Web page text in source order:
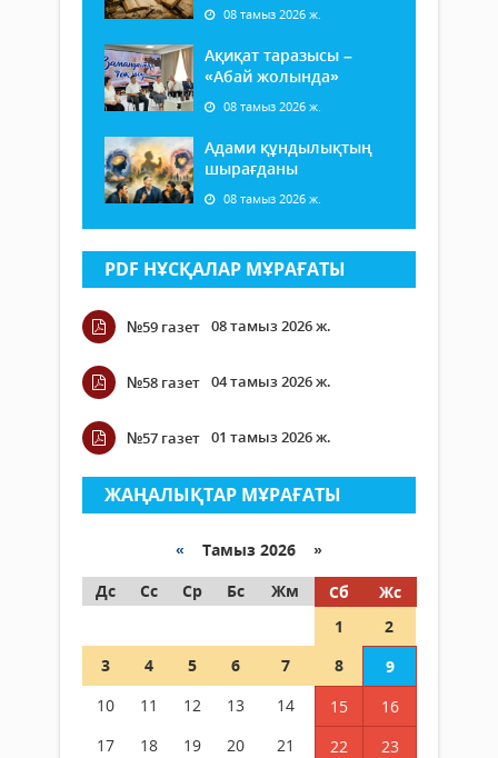
08 тамыз 2026 ж.
Ақиқат таразысы –
«Абай жолында»
08 тамыз 2026 ж.
Адами құндылықтың
шырағданы
08 тамыз 2026 ж.
PDF НҰСҚАЛАР МҰРАҒАТЫ
№59 газет 08 тамыз 2026 ж.
№58 газет 04 тамыз 2026 ж.
№57 газет 01 тамыз 2026 ж.
ЖАҢАЛЫҚТАР МҰРАҒАТЫ
« Тамыз 2026 »
Дс
Сс Ср Бс Жм Сб
Жс
1
2
3
4 5 6 7 8
9
10
11 12 13 14 15
16
17
18 19 20 21 22
23